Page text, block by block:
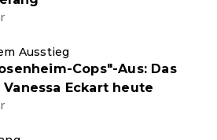
Ausstieg
Cops"-Aus: Das
Eckart heute